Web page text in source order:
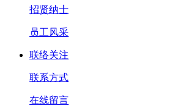
招贤纳士
员工风采
联络关注
联系方式
在线留言